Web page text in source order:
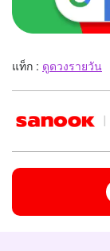
แท็ก : ดูดวงรายวัน